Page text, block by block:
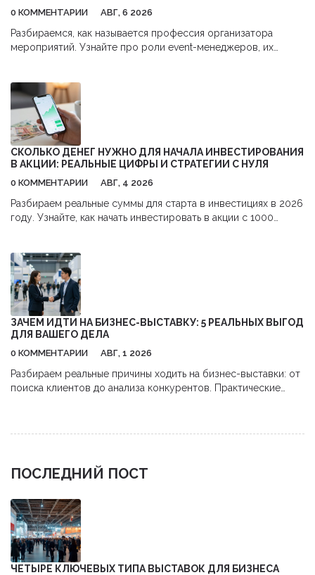
0 КОММЕНТАРИИ АВГ, 6 2026
Разбираемся, как называется профессия организатора
мероприятий. Узнайте про роли event-менеджеров, их
СКОЛЬКО ДЕНЕГ НУЖНО ДЛЯ НАЧАЛА ИНВЕСТИРОВАНИЯ
В АКЦИИ: РЕАЛЬНЫЕ ЦИФРЫ И СТРАТЕГИИ С НУЛЯ
0 КОММЕНТАРИИ АВГ, 4 2026
Разбираем реальные суммы для старта в инвестициях в 2026
году. Узнайте, как начать инвестировать в акции с 1000
ЗАЧЕМ ИДТИ НА БИЗНЕС-ВЫСТАВКУ: 5 РЕАЛЬНЫХ ВЫГОД
ДЛЯ ВАШЕГО ДЕЛА
0 КОММЕНТАРИИ АВГ, 1 2026
Разбираем реальные причины ходить на бизнес-выставки: от
поиска клиентов до анализа конкурентов. Практические
ПОСЛЕДНИЙ ПОСТ
ЧЕТЫРЕ КЛЮЧЕВЫХ ТИПА ВЫСТАВОК ДЛЯ БИЗНЕСА